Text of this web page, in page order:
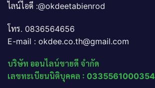
ไลน์ไอดี :@okdeetabienrod
โทร. 0836564656
E-mail : okdee.co.th@gmail.com
บริษัท ออนไลน์ขายดี จำกัด
เลขทะเบียนนิติบุคคล : 0335561000354